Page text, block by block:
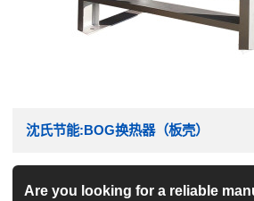
沈氏节能:BOG换热器（板壳）
Are you looking for a reliable